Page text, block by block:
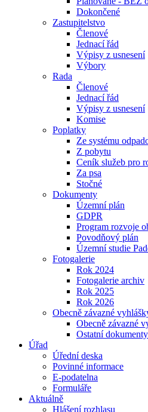
Dokončené
Zastupitelstvo
Členové
Jednací řád
Výpisy z usnesení
Výbory
Rada
Členové
Jednací řád
Výpisy z usnesení
Komise
Poplatky
Ze systému
Z pobytu
Ceník služeb pro
Za psa
Stočné
Dokumenty
Územní plán
GDPR
Program rozvoje
Povodňový plán
Územní studie
Fotogalerie
Rok 2024
Fotogalerie archiv
Rok 2025
Rok 2026
Obecně závazné
Obecně závazné
Ostatní
Úřad
Úřední deska
Povinné informace
E-podatelna
Formuláře
Aktuálně
Hlášení rozhlasu